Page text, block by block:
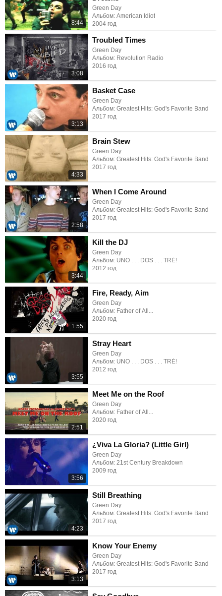
8:44
Green Day
Альбом: American Idiot
2004 год
3:08
Troubled Times
Green Day
Альбом: Revolution Radio
2016 год
3:13
Basket Case
Green Day
Альбом: Greatest Hits: God's Favorite Band
2017 год
4:33
Brain Stew
Green Day
Альбом: Greatest Hits: God's Favorite Band
2017 год
2:58
When I Come Around
Green Day
Альбом: Greatest Hits: God's Favorite Band
2017 год
3:44
Kill the DJ
Green Day
Альбом: UNO . . . DOS . . . TRÉ!
2012 год
1:55
Fire, Ready, Aim
Green Day
Альбом: Father of All...
2020 год
3:55
Stray Heart
Green Day
Альбом: UNO . . . DOS . . . TRÉ!
2012 год
2:51
Meet Me on the Roof
Green Day
Альбом: Father of All...
2020 год
3:56
¿Viva La Gloria? (Little Girl)
Green Day
Альбом: 21st Century Breakdown
2009 год
4:23
Still Breathing
Green Day
Альбом: Greatest Hits: God's Favorite Band
2017 год
3:13
Know Your Enemy
Green Day
Альбом: Greatest Hits: God's Favorite Band
2017 год